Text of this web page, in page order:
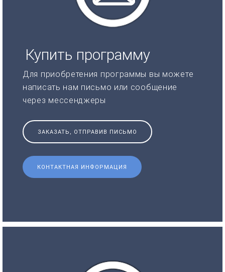
Купить программу
Для приобретения программы вы можете
написать нам письмо или сообщение
через мессенджеры
ЗАКАЗАТЬ, ОТПРАВИВ ПИСЬМО
КОНТАКТНАЯ ИНФОРМАЦИЯ